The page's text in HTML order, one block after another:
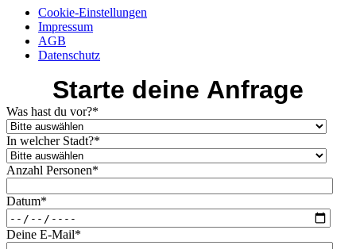
Cookie-Einstellungen
Impressum
AGB
Datenschutz
Starte deine Anfrage
Was hast du vor?*
In welcher Stadt?*
Anzahl Personen*
Datum*
Deine E-Mail*